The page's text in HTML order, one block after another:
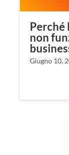
Perché
non
Giugno 10,